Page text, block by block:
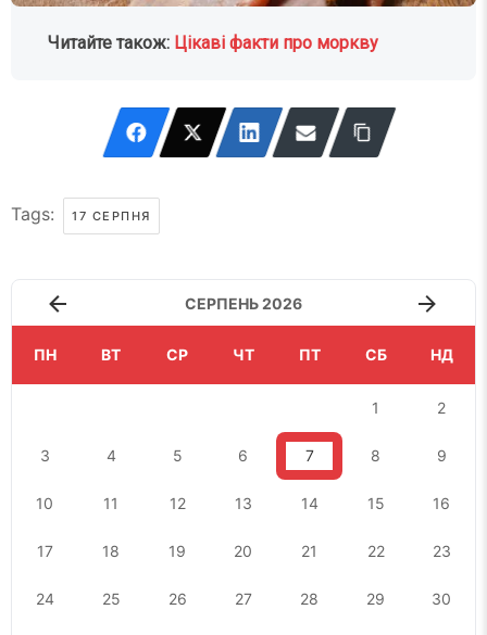
Читайте також: Цікаві факти про моркву
Tags: 17 СЕРПНЯ
СЕРПЕНЬ 2026
ПН ВТ СР ЧТ ПТ СБ НД
1 2
3 4 5 6 7 8 9
10 11 12 13 14 15 16
17 18 19 20 21 22 23
24 25 26 27 28 29 30